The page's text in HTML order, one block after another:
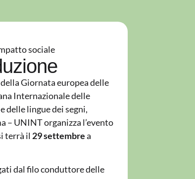
sociale
Giornata europea delle
Internazionale delle
delle lingue dei segni,
– UNINT organizza l’evento
terrà il 29 settembrea
dal filo conduttore delle